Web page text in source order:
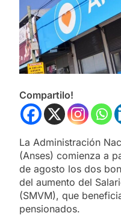
Compartilo!
La Administración
(Anses) comienza a
de agosto los dos
del aumento del
(SMVM), que
pensionados.